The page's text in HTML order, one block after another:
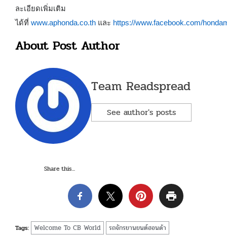
ละเอียดเพิ่มเติม
ได้ที่ www.aphonda.co.th และ https://www.facebook.com/
About Post Author
Team Readspread
See author's posts
Share this...
Tags: Welcome To CB World รถจักรยานยนต์ฮอนด้า